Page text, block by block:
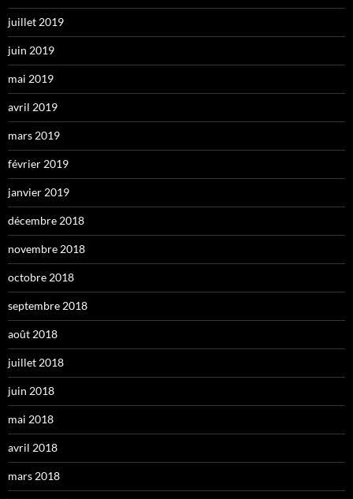
juillet 2019
juin 2019
mai 2019
avril 2019
mars 2019
février 2019
janvier 2019
décembre 2018
novembre 2018
octobre 2018
septembre 2018
août 2018
juillet 2018
juin 2018
mai 2018
avril 2018
mars 2018